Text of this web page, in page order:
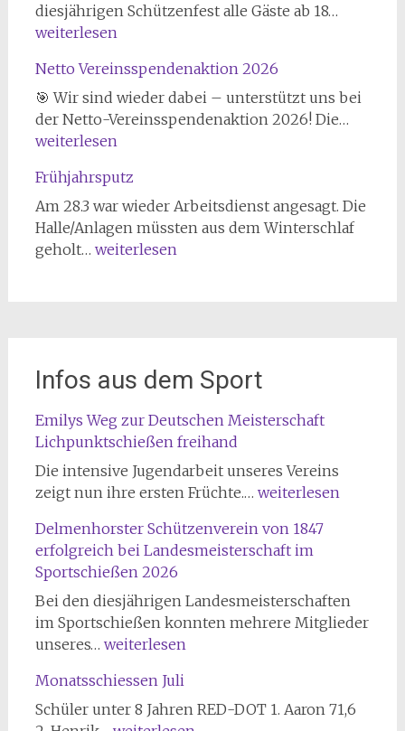
diesjährigen Schützenfest alle Gäste ab 18…
weiterlesen
Netto Vereinsspendenaktion 2026
🎯 Wir sind wieder dabei – unterstützt uns bei
der Netto-Vereinsspendenaktion 2026! Die…
weiterlesen
Frühjahrsputz
Am 28.3 war wieder Arbeitsdienst angesagt. Die
Halle/Anlagen müssten aus dem Winterschlaf
geholt… Frühjahrsputz
weiterlesen
Infos aus dem Sport
Emilys Weg zur Deutschen Meisterschaft
Lichpunktschießen freihand
Die intensive Jugendarbeit unseres Vereins
zeigt nun ihre ersten Früchte.… Emilys
zur
Deutschen
Lichpunktschießen
freihand
weiterlesen
Delmenhorster Schützenverein von 1847
erfolgreich bei Landesmeisterschaft im
Sportschießen 2026
Bei den diesjährigen Landesmeisterschaften
im Sportschießen konnten mehrere Mitglieder
unseres… Delmenhorster
von
1847
weiterlesen
Monatsschiessen Juli
Schüler unter 8 Jahren RED-DOT 1. Aaron 71,6